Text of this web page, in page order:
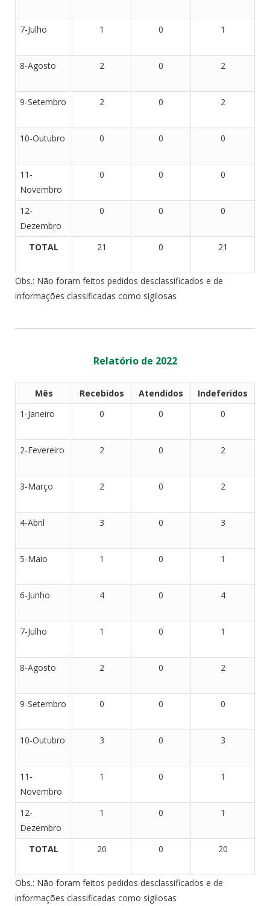
7-Julho 1 0 1
8-Agosto 2 0 2
9-Setembro 2 0 2
10-Outubro 0 0 0
11-
Novembro
0 0 0
12-
Dezembro
0 0 0
TOTAL 21 0 21
Obs.: Não foram feitos pedidos desclassificados e de
informações classificadas como sigilosas
Relatório de 2022
Mês Recebidos Atendidos
Indeferidos
1-Janeiro
0 0 0
2-Fevereiro 2 0 2
3-Março 2 0 2
4-Abril 3 0 3
5-Maio 1 0 1
6-Junho 4 0 4
7-Julho 1 0 1
8-Agosto 2 0 2
9-Setembro 0 0 0
10-Outubro 3 0 3
11-
Novembro
1 0 1
12-
Dezembro
1 0 1
TOTAL 20 0 20
Obs.: Não foram feitos pedidos desclassificados e de
informações classificadas como sigilosas